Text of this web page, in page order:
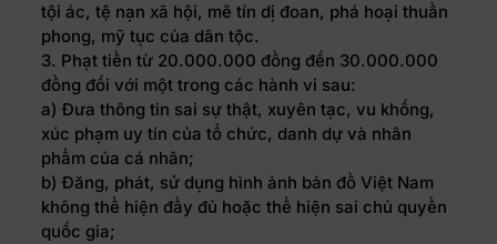
tội ác, tệ nạn xã hội, mê tín dị đoan, phá hoại thuần
phong, mỹ tục của dân tộc.
3. Phạt tiền từ 20.000.000 đồng đến 30.000.000
đồng đối với một trong các hành vi sau:
a) Đưa thông tin sai sự thật, xuyên tạc, vu khống,
xúc phạm uy tín của tổ chức, danh dự và nhân
phẩm của cá nhân;
b) Đăng, phát, sử dụng hình ảnh bản đồ Việt Nam
không thể hiện đầy đủ hoặc thể hiện sai chủ quyền
quốc gia;